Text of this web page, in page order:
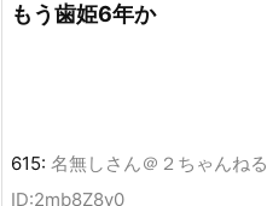
もう歯姫6年か
615: 名無しさん＠２ちゃんねる
ID:2mb8Z8y0